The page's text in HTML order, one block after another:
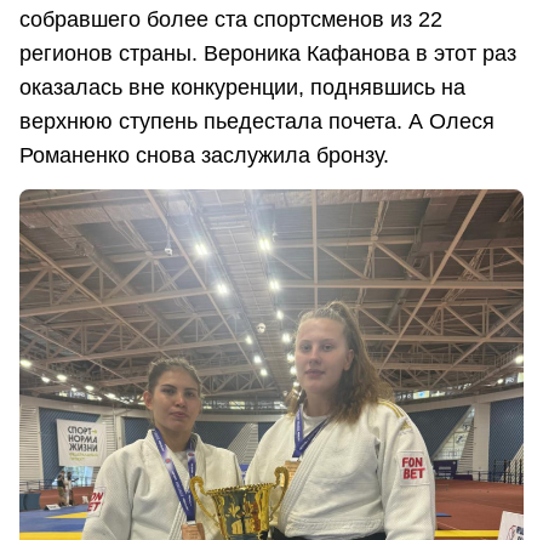
собравшего более ста спортсменов из 22
регионов страны. Вероника Кафанова в этот раз
оказалась вне конкуренции, поднявшись на
верхнюю ступень пьедестала почета. А Олеся
Романенко снова заслужила бронзу.